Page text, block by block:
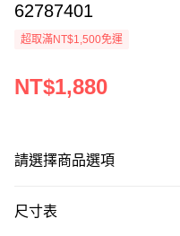
62787401
超取滿NT$1,500免運
NT$1,880
請選擇商品選項
尺寸表